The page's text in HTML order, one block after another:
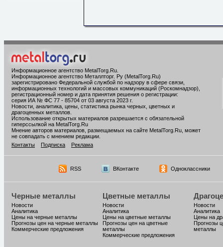
Информационное агентство MetalTorg.Ru
Информационное агентство Металлторг. Ру (MetalTorg.Ru)
зарегистрировано Федеральной службой по надзору в сфере связи,
информационных технологий и массовых коммуникаций (Роскомнадзор),
регистрационный номер и дата принятия решения о регистрации:
серия ИА № ФС 77 - 85704 от 03 августа 2023 г.
Новости, аналитика, цены, статистика рынка черных, цветных и
драгоценных металлов.
Использование открытых материалов разрешается с обязательной
гиперссылкой на MetalTorg.Ru
Мнение авторов материалов, размещаемых на сайте MetalTorg.Ru, может
не совпадать с мнением редакции.
Контакты
Подписка Реклама
RSS ВКонтакте Одноклассники
Черные металлы
Новости
Аналитика
Цены на черные металлы
Прогнозы цен на черные металлы
Коммерческие предложения
Цветные металлы
Новости
Аналитика
Цены на цветные металлы
Прогнозы цен на цветные
металлы
Коммерческие предложения
Новости
Аналитика
Цены на
Прогнозы
металлы